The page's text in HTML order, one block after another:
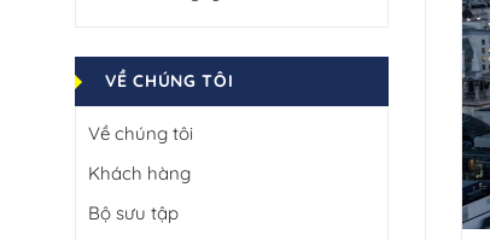
VỀ CHÚNG TÔI
Về chúng tôi
Khách hàng
Bộ sưu tập